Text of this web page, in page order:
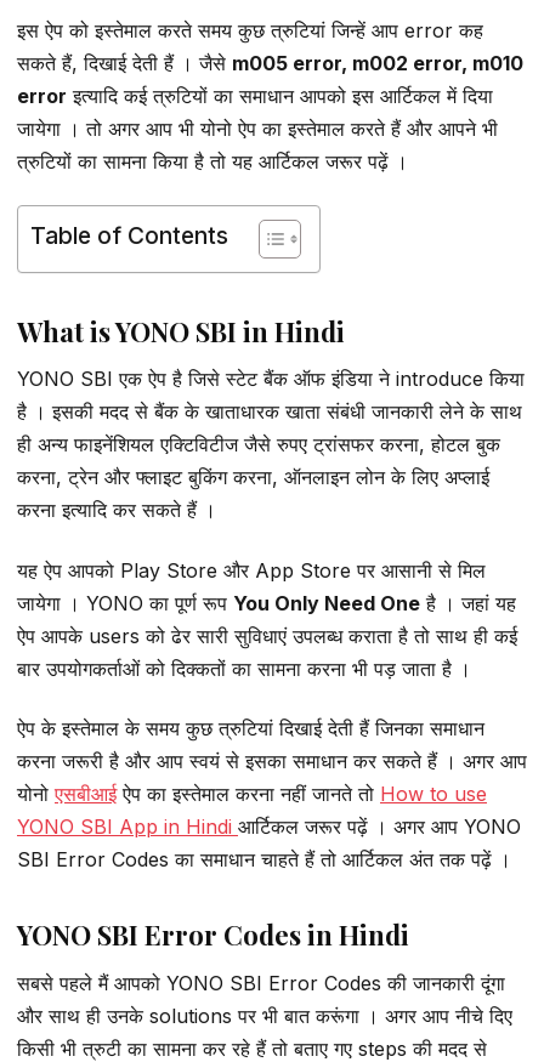
इस ऐप को इस्तेमाल करते समय कुछ त्रुटियां जिन्हें आप error कह
सकते हैं, दिखाई देती हैं । जैसे m005 error, m002 error, m010
error इत्यादि कई त्रुटियों का समाधान आपको इस आर्टिकल में दिया
जायेगा । तो अगर आप भी योनो ऐप का इस्तेमाल करते हैं और आपने भी
त्रुटियों का सामना किया है तो यह आर्टिकल जरूर पढ़ें ।
Table of Contents
What is YONO SBI in Hindi
YONO SBI एक ऐप है जिसे स्टेट बैंक ऑफ इंडिया ने introduce किया
है । इसकी मदद से बैंक के खाताधारक खाता संबंधी जानकारी लेने के साथ
ही अन्य फाइनेंशियल एक्टिविटीज जैसे रुपए ट्रांसफर करना, होटल बुक
करना, ट्रेन और फ्लाइट बुकिंग करना, ऑनलाइन लोन के लिए अप्लाई
करना इत्यादि कर सकते हैं ।
यह ऐप आपको Play Store और App Store पर आसानी से मिल
जायेगा । YONO का पूर्ण रूप You Only Need One है । जहां यह
ऐप आपके users को ढेर सारी सुविधाएं उपलब्ध कराता है तो साथ ही कई
बार उपयोगकर्ताओं को दिक्कतों का सामना करना भी पड़ जाता है ।
ऐप के इस्तेमाल के समय कुछ त्रुटियां दिखाई देती हैं जिनका समाधान
करना जरूरी है और आप स्वयं से इसका समाधान कर सकते हैं । अगर आप
योनोएसबीआईऐप का इस्तेमाल करना नहीं जानते तो How to use
YONO SBI App in Hindi आर्टिकल जरूर पढ़ें । अगर आप YONO
SBI Error Codes का समाधान चाहते हैं तो आर्टिकल अंत तक पढ़ें ।
YONO SBI Error Codes in Hindi
सबसे पहले मैं आपको YONO SBI Error Codes की जानकारी दूंगा
और साथ ही उनके solutions पर भी बात करूंगा । अगर आप नीचे दिए
किसी भी त्रुटी का सामना कर रहे हैं तो बताए गए steps की मदद से